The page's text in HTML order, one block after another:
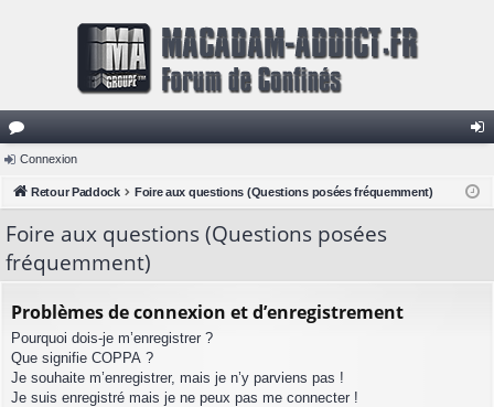
or
u
m
s
ne
Connexion
Retour Paddock Foire aux questions (Questions posées fréquemment)
Foire aux questions (Questions posées
fréquemment)
Problèmes de connexion et d’enregistrement
Pourquoi dois-je m’enregistrer ?
Que signifie COPPA ?
Je souhaite m’enregistrer, mais je n’y parviens pas !
Je suis enregistré mais je ne peux pas me connecter !